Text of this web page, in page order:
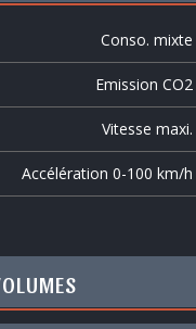
Conso. mixte
Emission CO2
Vitesse maxi.
Accélération 0-100 km/h